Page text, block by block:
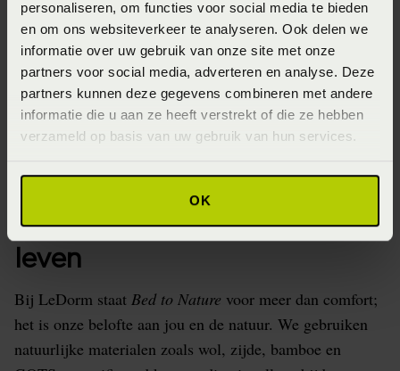
personaliseren, om functies voor social media te bieden
en om ons websiteverkeer te analyseren. Ook delen we
informatie over uw gebruik van onze site met onze
partners voor social media, adverteren en analyse. Deze
partners kunnen deze gegevens combineren met andere
informatie die u aan ze heeft verstrekt of die ze hebben
verzameld op basis van uw gebruik van hun services.
OK
voor jou, maar ook voor de planeet.
Met LeDorm kies je niet alleen voor comfort, maar ook
voor een bewuste levensstijl.
Bed to Nature –
Verantwoord slapen, bewust
leven
Bij LeDorm staat Bed to Nature voor meer dan comfort;
het is onze belofte aan jou en de natuur. We gebruiken
natuurlijke materialen zoals wol, zijde, bamboe en